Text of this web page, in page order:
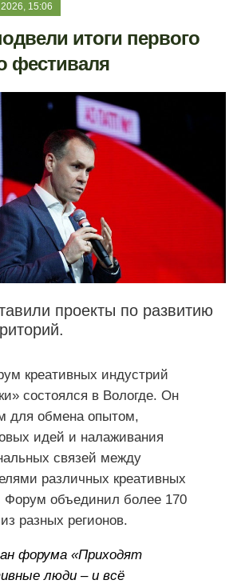
15:06
итоги первого
фестиваля
проекты по развитию
креативных индустрий
состоялся в Вологде. Он
для обмена опытом,
идей и налаживания
связей между
различных креативных
Форум объединил более 170
разных регионов.
форума «Приходят
люди – и всё